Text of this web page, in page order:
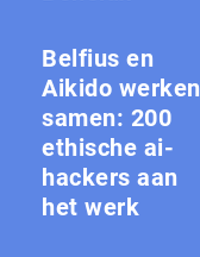
Belfius en
Aikido werken
samen: 200
ethische ai-
hackers aan
het werk